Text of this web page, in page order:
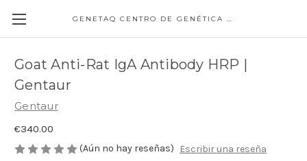
GENETAQ CENTRO DE GENÉTICA MOLECULAR
Goat Anti-Rat IgA Antibody HRP |
Gentaur
Gentaur
€340.00
(Aún no hay reseñas)
Escribir una reseña